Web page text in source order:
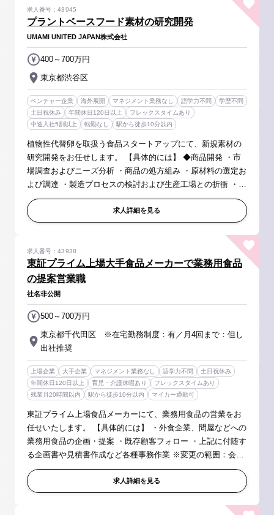
プラントベースフード素材の研究開発
求人番号：43945
UMAMI UNITED JAPAN株式会社
東京都渋谷区
400～700万円
ベンチャー企業 海外展開 マネジメント業務なし 語学力不問
学歴不問
土日祝休み
年間休日120日以上
フレックスタイムあり
中途入社5割以上
転勤なし 駅から徒歩10分以内
植物性代替卵を取扱う食品スタートアップにて、新規素材の
研究開発をお任せします。 【具体的には】 ◆商品開発 ・市
場調査およびニーズ分析 ・商品の処方組み ・原材料の選定お
よび調達 ・製造プロセスの検討および生産工場との折衝 ・商
品の品質設定 ・パッケージ選定 ・市場動向を踏まえた既存商
品の改良 ...
求人詳細を見る
東証プライム上場大手食品メーカーで業務用食品
の提案営業職
求人番号：43938
社名非公開
東京都千代田区 ※在宅勤務制度：有／月4回まで：但し
出社推奨
500～700万円
上場企業 大手企業 マネジメント業務なし 語学力不問
土日祝休み
年間休日120日以上
育児・介護休暇あり
フレックスタイムあり
残業月20時間以内
駅から徒歩10分以内 マイカー通勤可
東証プライム上場食品メーカーにて、業務用食品の営業をお
任せいたします。 【具体的には】 ・外食企業、問屋などへの
業務用食品の企画・提案 ・既存顧客フォロー ・上記に付随す
る企画書や見積書作成など各種事務作業 ※変更の範囲：会社
の定める業務 ※数字のノルマというよりも、行動量を大切に
している職場で...
求人詳細を見る